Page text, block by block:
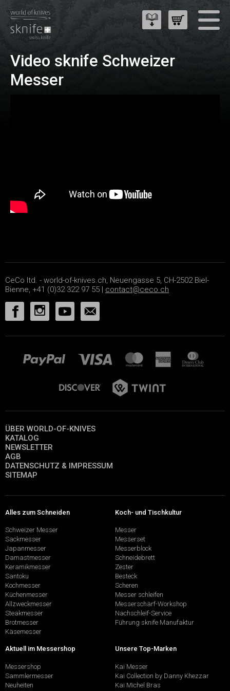
Video sknife Schweizer
Messer
CeCo ltd. - world-of-knives.ch, Neuengasse 5, CH-2502 Biel-
Bienne, +41 (0)32 322 97 55 | contact@ceco.ch
ÜBER WORLD-OF-KNIVES
KATALOG
NEWSLETTER
AGB
DATENSCHUTZ & IMPRESSUM
SITEMAP
Alles zum Schneiden
Schweizer Messer
Sackmesser
Japanmesser
Damastmesser
Keramikmesser
Santoku
Kochmesser
Küchenmesser
Allzweckmesser
Steakmesser
Brotmesser
Käsemesser
Koch- und Tischkultur
Messer
Messerset
Messerblock
Schneidebrett
Zester
Besteck
Scheren
Messer schleifen
Messerschärf-Workshop
Nachschleif-Service
Führung sknife Manufaktur
Aktuell im Messershop
Messershop
Sammlermesser
Neuheiten
Unsere Top-Marken
Kai Messer
Kai Collection by Danny Khezzar
Kai Michel Bras